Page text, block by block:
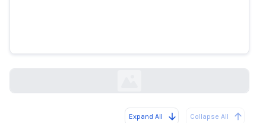
Expand All Collapse All